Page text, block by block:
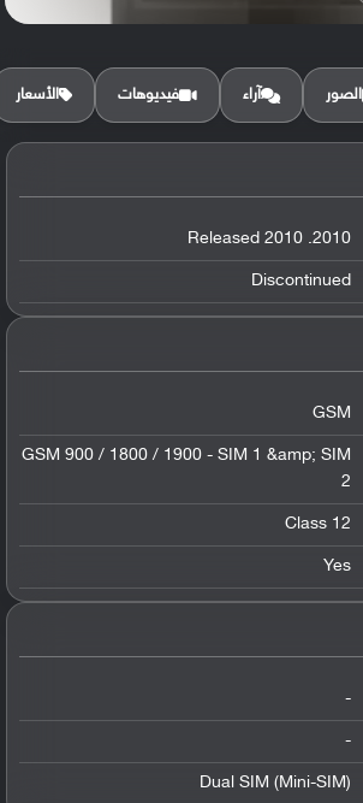
الصور آراء فيديوهات الأسعار
2010. Released 2010
Discontinued
GSM
GSM 900 / 1800 / 1900 - SIM 1 &amp; SIM
2
Class 12
Yes
-
-
Dual SIM (Mini-SIM)